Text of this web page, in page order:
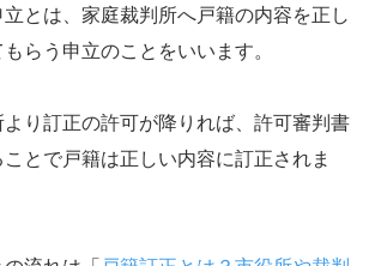
とは、家庭裁判所へ戸籍の内容を正し
らう申立のことをいいます。
り訂正の許可が降りれば、許可審判書
とで戸籍は正しい内容に訂正されま